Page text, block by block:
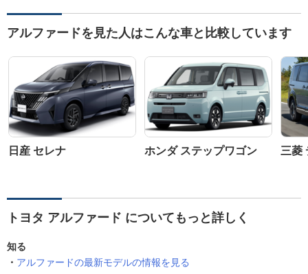
アルファードを見た人はこんな車と比較しています
日産 セレナ ホンダ ステップワゴン 三菱
トヨタ アルファード についてもっと詳しく
知る
アルファードの最新モデルの情報を見る